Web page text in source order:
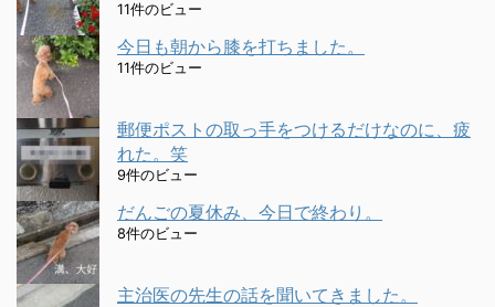
11件のビュー
今日も朝から膝を打ちました。
11件のビュー
郵便ポストの取っ手をつけるだけなのに、疲
れた。笑
9件のビュー
だんごの夏休み、今日で終わり。
8件のビュー
主治医の先生の話を聞いてきました。